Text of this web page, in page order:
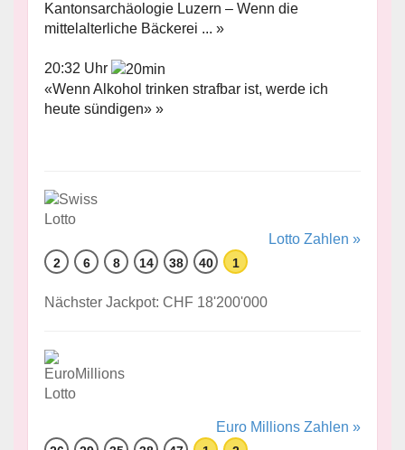
Kantonsarchäologie Luzern – Wenn die
mittelalterliche Bäckerei ... »
20:32 Uhr
«Wenn Alkohol trinken strafbar ist, werde ich
heute sündigen» »
Lotto Zahlen »
2 6 8 14 38 40 1
Nächster Jackpot: CHF 18'200'000
Euro Millions Zahlen »